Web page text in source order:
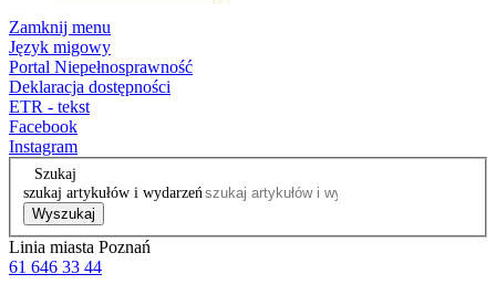
Zamknij menu
Język migowy
Portal Niepełnosprawność
Deklaracja dostępności
ETR - tekst
Facebook
Instagram
Szukaj
szukaj artykułów i wydarzeń
Wyszukaj
Linia miasta Poznań
61 646 33 44